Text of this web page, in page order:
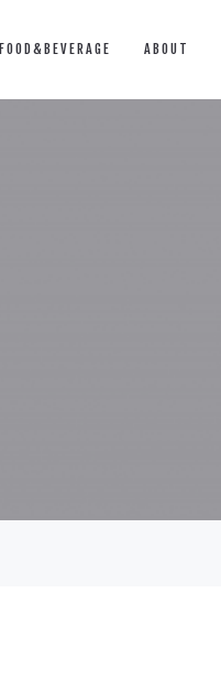
FOOD&BEVERAGE ABOUT